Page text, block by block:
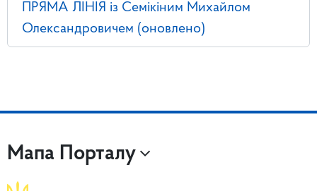
ПРЯМА ЛІНІЯ із Семікіним Михайлом
Олександровичем (оновлено)
Мапа Порталу